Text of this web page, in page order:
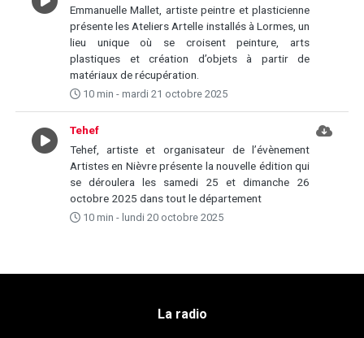
Emmanuelle Mallet, artiste peintre et plasticienne
présente les Ateliers Artelle installés à Lormes, un
lieu unique où se croisent peinture, arts
plastiques et création d’objets à partir de
matériaux de récupération.
10 min - mardi 21 octobre 2025
Tehef
Tehef, artiste et organisateur de l’évènement
Artistes en Nièvre présente la nouvelle édition qui
se déroulera les samedi 25 et dimanche 26
octobre 2025 dans tout le département
10 min - lundi 20 octobre 2025
La radio